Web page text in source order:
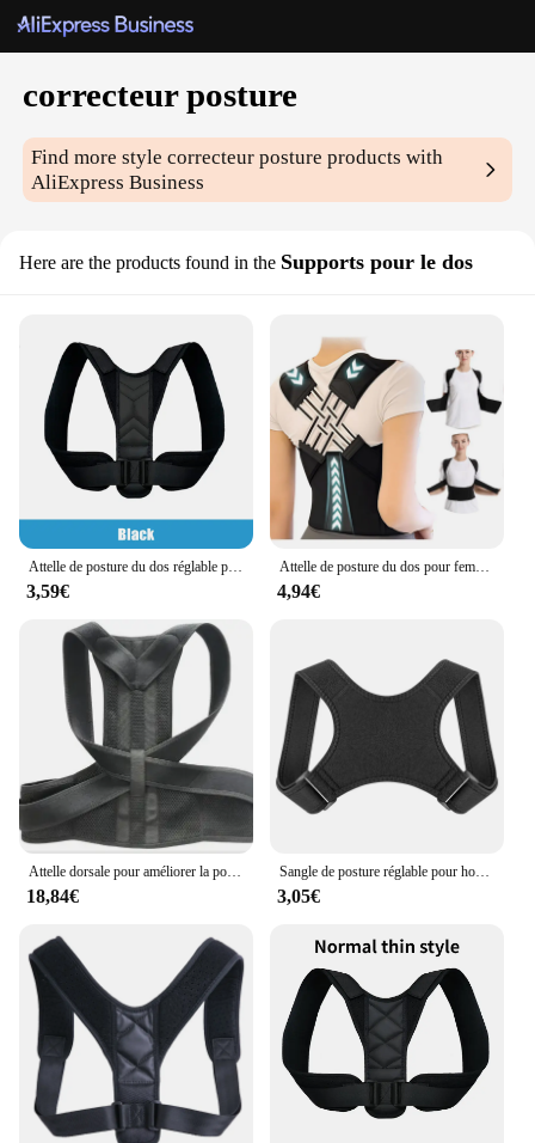
correcteur posture
Find more stylecorrecteur posture products with
AliExpress Business
Here are the products found in the Supports pour le dos
Attelle de posture du dos réglable pour hommes et femmes, équipement d'entraînement pour le bureau à domicile, ceinture de soutien initiée par la posture
3,59€
Attelle de posture du dos pour femmes, ceinture élastique respirante ajustable pour étudiants et enfants
4,94€
Attelle dorsale pour améliorer la posture, soutien lombaire du dos, soutien lancé, soutien pour améliorer la posture, fournir le dos, instituts oto, unisexe
18,84€
Sangle de posture réglable pour hommes et femmes, soutien des fractures du dos, sangle de ceinture confortable, soutien de la clavicule dorsale, rat initié à la colonne vertébrale
3,05€